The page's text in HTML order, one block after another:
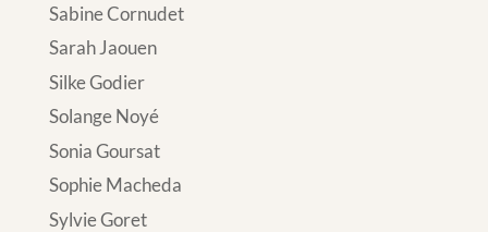
Sabine Cornudet
Sarah Jaouen
Silke Godier
Solange Noyé
Sonia Goursat
Sophie Macheda
Sylvie Goret